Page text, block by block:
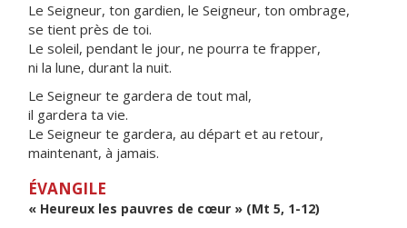
Le Seigneur, ton gardien, le Seigneur, ton ombrage,
se tient près de toi.
Le soleil, pendant le jour, ne pourra te frapper,
ni la lune, durant la nuit.
Le Seigneur te gardera de tout mal,
il gardera ta vie.
Le Seigneur te gardera, au départ et au retour,
maintenant, à jamais.
ÉVANGILE
« Heureux les pauvres de cœur » (Mt 5, 1-12)